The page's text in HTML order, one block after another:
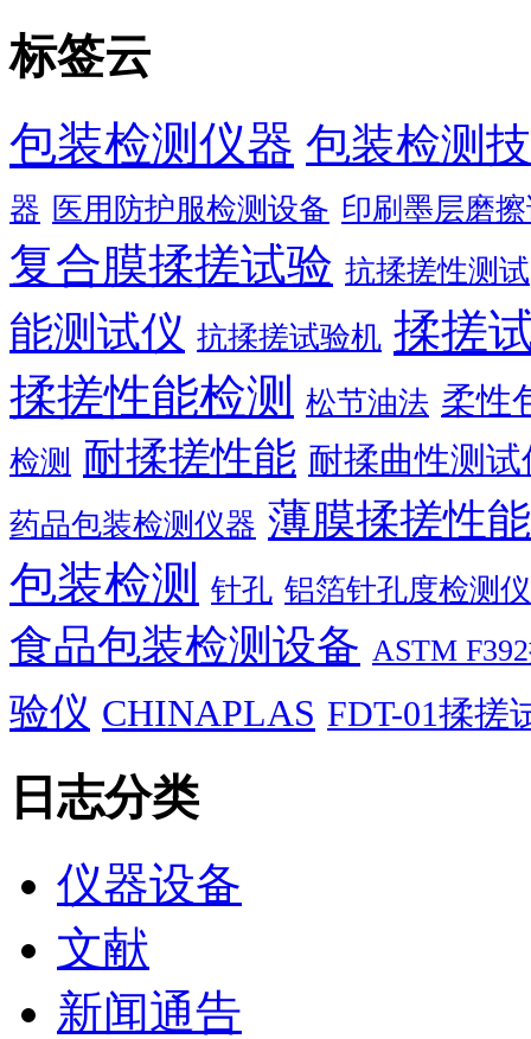
标签云
包装检测仪器 包装检测
器 医用防护服检测设备 印刷墨层磨
复合膜揉搓试验 抗揉搓性测试
能测试仪 抗揉搓试验机 揉搓
揉搓性能检测
松节油法 柔性
检测 耐揉搓性能 耐揉曲性测试
药品包装检测仪器 薄膜揉搓性
包装检测 针孔 铝箔针孔度检测
食品包装检测设备 ASTM
验仪 CHINAPLAS FDT-01揉搓
日志分类
仪器设备
文献
新闻通告